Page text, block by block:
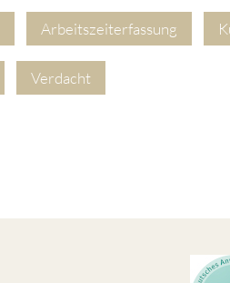
Arbeitszeiterfassung
Verdacht